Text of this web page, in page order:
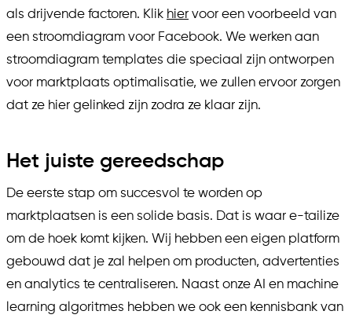
als drijvende factoren. Klik hier voor een voorbeeld van
een stroomdiagram voor Facebook. We werken aan
stroomdiagram templates die speciaal zijn ontworpen
voor marktplaats optimalisatie, we zullen ervoor zorgen
dat ze hier gelinked zijn zodra ze klaar zijn.
Het juiste gereedschap
De eerste stap om succesvol te worden op
marktplaatsen is een solide basis. Dat is waar e-tailize
om de hoek komt kijken. Wij hebben een eigen platform
gebouwd dat je zal helpen om producten, advertenties
en analytics te centraliseren. Naast onze AI en machine
learning algoritmes hebben we ook een kennisbank van